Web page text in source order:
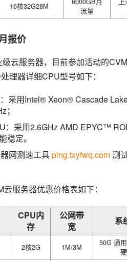
16核32G28M
流量
报价
云服务器，目前参加活动的
理器详细CPU型号如下：
采用Intel® Xeon® Cascade
：采用2.6GHz AMD EPYC™
稳定。
网测速工具ping.txyfwq.com测
服务器优惠价格表如下：
CPU内
存
公网带
宽
系
2核2G 1M/3M
50G 通